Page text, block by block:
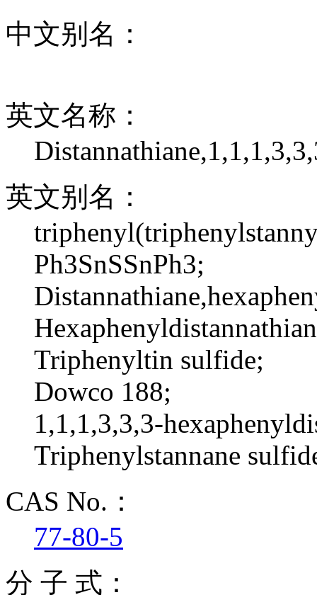
中文别名：
英文名称：
英文别名：
Ph3SnSSnPh3;
Triphenyltin sulfide;
Dowco 188;
1,1,1,3,3,3-
Triphenylstannane
CAS No.：
77-80-5
分 子 式：